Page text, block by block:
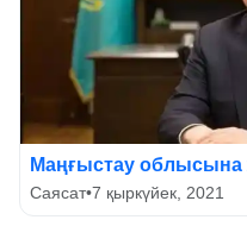
Маңғыстау облысына
Саясат•7 қыркүйек, 2021